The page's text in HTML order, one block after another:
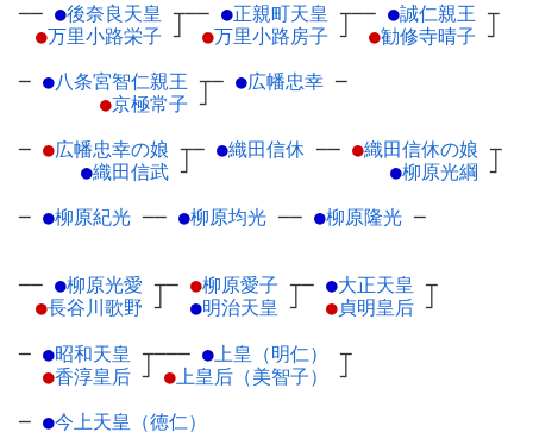
── ●後奈良天皇 ┬
●万里小路栄子 ┘
── ●正親町天皇 ┬
●万里小路房子 ┘
── ●誠仁親王 ┬
●勧修寺晴子 ┘
─ ●八条宮智仁親王 ┬
●京極常子 ┘
─ ●広幡忠幸 ─
─ ●広幡忠幸の娘 ┬
●織田信武 ┘
─ ●織田信休 ── ●織田信休の娘 ┬
●柳原光綱 ┘
─ ●柳原紀光 ── ●柳原均光 ── ●柳原隆光 ─
── ●柳原光愛 ┬
●長谷川歌野 ┘
─ ●柳原愛子 ┬
●明治天皇 ┘
─ ●大正天皇 ┬
●貞明皇后 ┘
─ ●昭和天皇 ┬
●香淳皇后 ┘
─── ● 上皇（明仁）
┬
● 上皇后（美智子） ┘
─ ●今上天皇（徳仁）